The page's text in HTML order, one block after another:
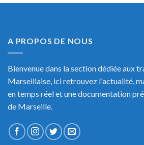
A PROPOS DE NOUS
Bienvenue dans la section dédiée aux
Marseillaise, ici retrouvez l'actualité,
en temps réel et une documentation
de Marseille.